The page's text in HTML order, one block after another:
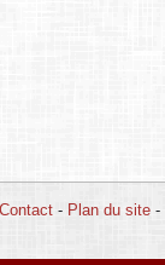
Contact- Plan du site-